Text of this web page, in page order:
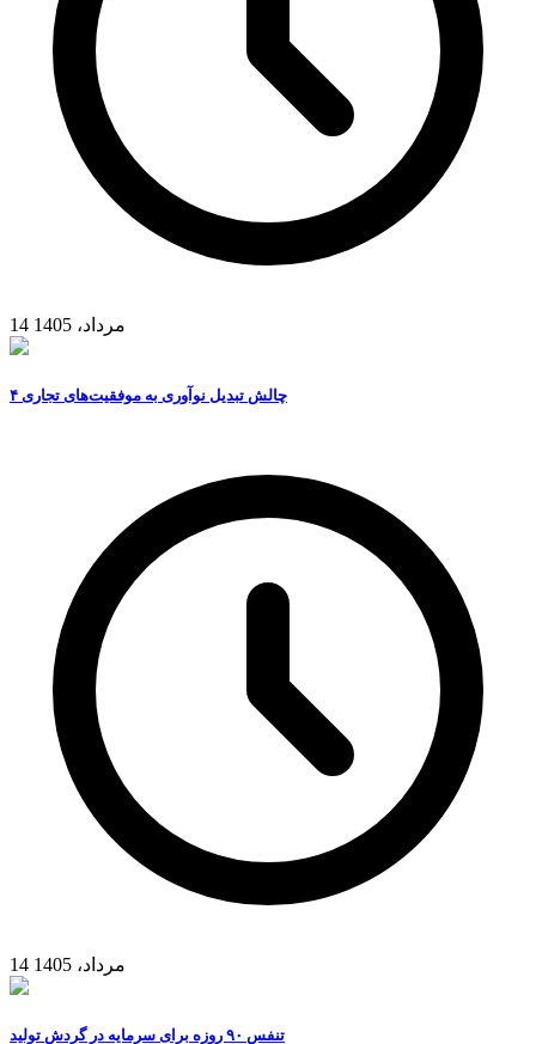
14 مرداد، 1405
۴ چالش تبدیل نوآوری به موفقیت‌های تجاری
14 مرداد، 1405
تنفس ۹۰ روزه برای سرمایه در گردش تولید